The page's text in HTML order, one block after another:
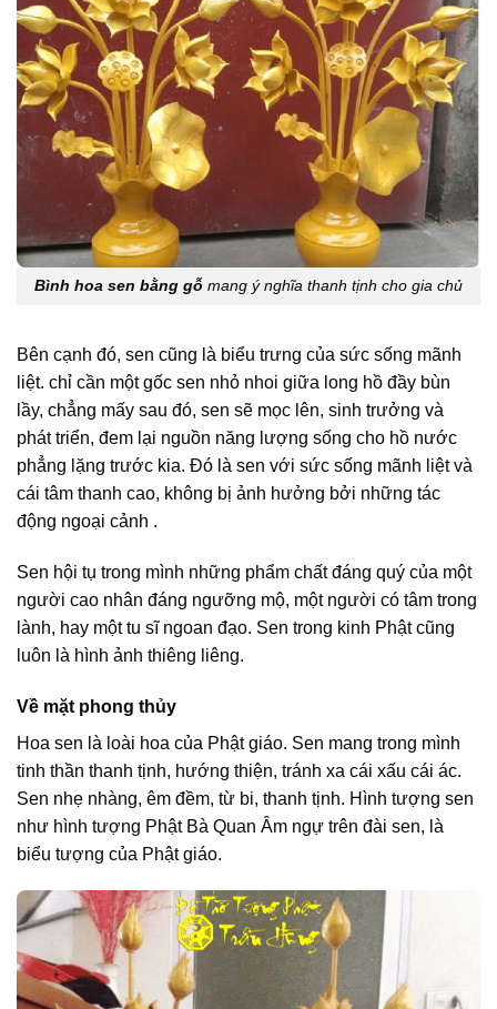
Bình hoa sen bằng gỗ mang ý nghĩa thanh tịnh cho gia chủ
Bên cạnh đó, sen cũng là biểu trưng của sức sống mãnh
liệt. chỉ cần một gốc sen nhỏ nhoi giữa long hồ đầy bùn
lầy, chẳng mấy sau đó, sen sẽ mọc lên, sinh trưởng và
phát triển, đem lại nguồn năng lượng sống cho hồ nước
phẳng lặng trước kia. Đó là sen với sức sống mãnh liệt và
cái tâm thanh cao, không bị ảnh hưởng bởi những tác
động ngoại cảnh .
Sen hội tụ trong mình những phẩm chất đáng quý của một
người cao nhân đáng ngưỡng mộ, một người có tâm trong
lành, hay một tu sĩ ngoan đạo. Sen trong kinh Phật cũng
luôn là hình ảnh thiêng liêng.
Về mặt phong thủy
Hoa sen là loài hoa của Phật giáo. Sen mang trong mình
tinh thần thanh tịnh, hướng thiện, tránh xa cái xấu cái ác.
Sen nhẹ nhàng, êm đềm, từ bi, thanh tịnh. Hình tượng sen
như hình tượng Phật Bà Quan Âm ngự trên đài sen, là
biểu tượng của Phật giáo.